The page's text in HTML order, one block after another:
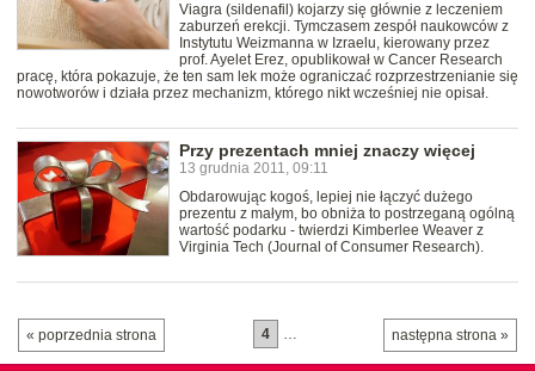
Viagra (sildenafil) kojarzy się głównie z leczeniem
zaburzeń erekcji. Tymczasem zespół naukowców z
Instytutu Weizmanna w Izraelu, kierowany przez
prof. Ayelet Erez, opublikował w Cancer Research
pracę, która pokazuje, że ten sam lek może ograniczać rozprzestrzenianie się
nowotworów i działa przez mechanizm, którego nikt wcześniej nie opisał.
Przy prezentach mniej znaczy więcej
13 grudnia 2011, 09:11
Obdarowując kogoś, lepiej nie łączyć dużego
prezentu z małym, bo obniża to postrzeganą ogólną
wartość podarku - twierdzi Kimberlee Weaver z
Virginia Tech (Journal of Consumer Research).
« poprzednia strona następna strona »
4 …